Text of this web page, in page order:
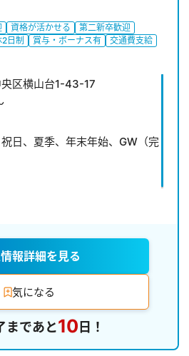
資格が活かせる
第二新卒歓迎
日制 賞与・ボーナス有
交通費支給
区横山台1-43-17
日、夏季、年末年始、GW（完
報詳細を見る
気になる
まであと10 日！